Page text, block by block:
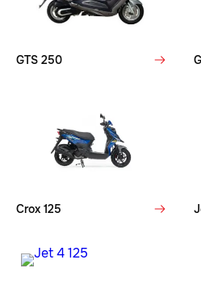
GTS 250
Crox 125